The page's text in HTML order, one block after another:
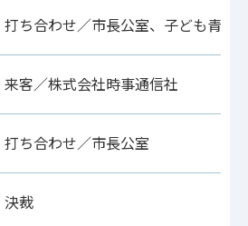
打ち合わせ／市長公室、子ども青少
来客／株式会社時事通信社
打ち合わせ／市長公室
決裁